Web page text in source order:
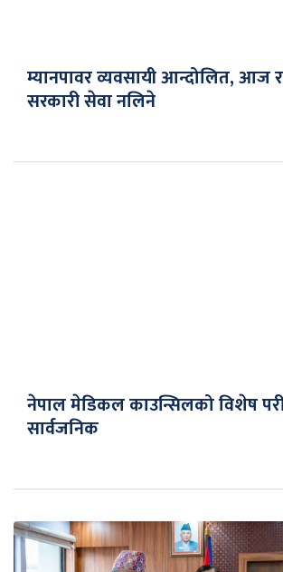
म्यानपावर व्यवसायी आन्दोलित, आज
सरकारी सेवा नलिने
नेपाल मेडिकल काउन्सिलको विशेष
सार्वजनिक